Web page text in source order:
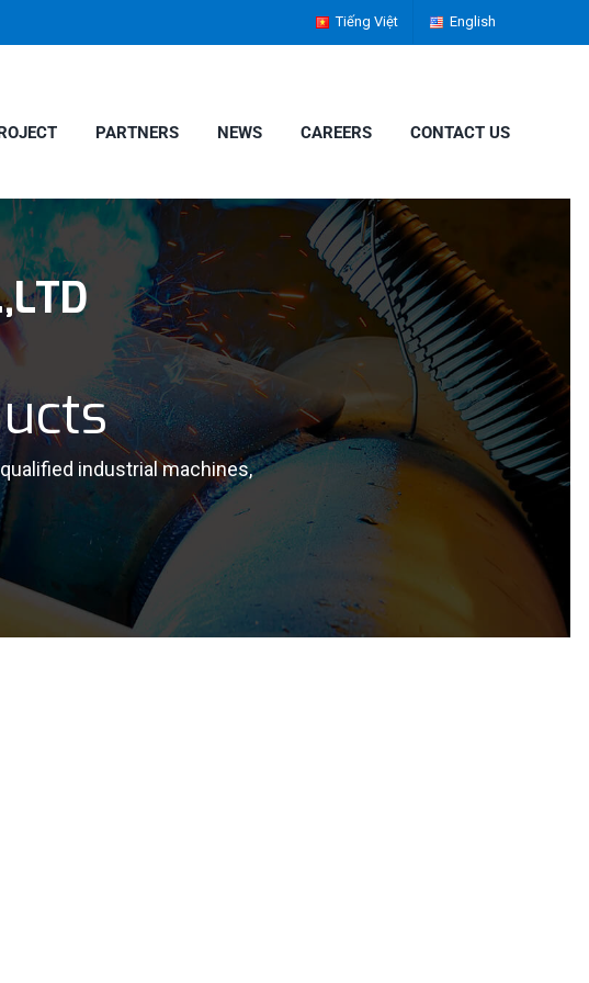
Tiếng Việt English
PARTNERS NEWS CAREERS CONTACT US
industrial machines,